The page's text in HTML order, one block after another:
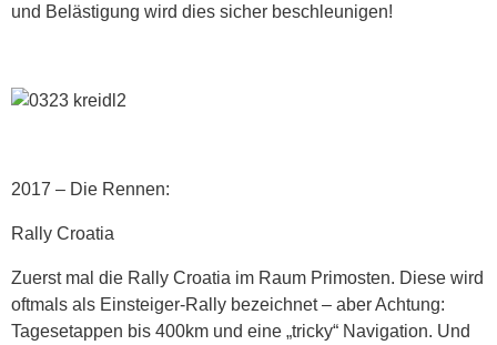
und Belästigung wird dies sicher beschleunigen!
2017 – Die Rennen:
Rally Croatia
Zuerst mal die Rally Croatia im Raum Primosten. Diese wird
oftmals als Einsteiger-Rally bezeichnet – aber Achtung:
Tagesetappen bis 400km und eine „tricky“ Navigation. Und